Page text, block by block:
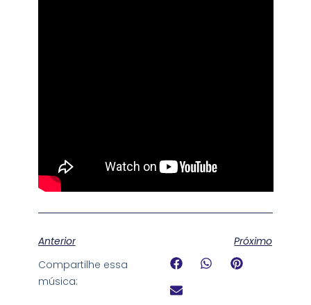
Anterior
Próximo
Compartilhe essa
música: